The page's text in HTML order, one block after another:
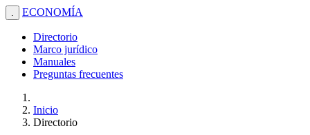
. ECONOMÍA
Directorio
Marco jurídico
Manuales
Preguntas frecuentes
Inicio
Directorio